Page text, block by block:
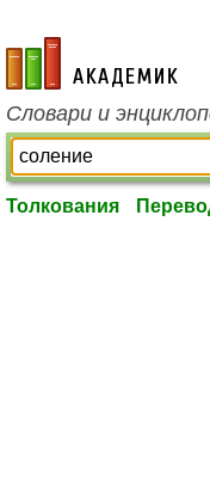
academic.ru
Словари и
Толкования